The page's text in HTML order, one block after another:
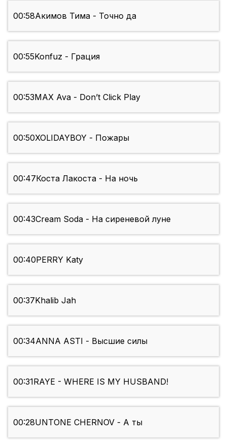
00:58Акимов Тима - Точно да
00:55Konfuz - Грация
00:53MAX Ava - Don’t Click Play
00:50XOLIDAYBOY - Пожары
00:47Коста Лакоста - На ночь
00:43Cream Soda - На сиреневой луне
00:40PERRY Katy
00:37Khalib Jah
00:34ANNA ASTI - Высшие силы
00:31RAYE - WHERE IS MY HUSBAND!
00:28UNTONE CHERNOV - А ты